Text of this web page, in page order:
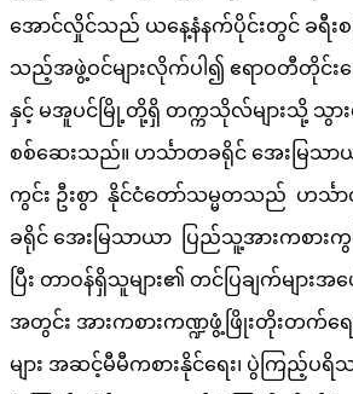
အောင်လှိုင်သည် ယနေ့နံနက်ပိုင်းတွင် ခရီး
သည့်အဖွဲ့ဝင်များလိုက်ပါ၍ ဧရာဝတီတိုင်း
နှင့် မအူပင်မြို့တို့ရှိ တက္ကသိုလ်များသို့ သွာ
စစ်ဆေးသည်။ ဟင်္သာတခရိုင် အေးမြသာ
ကွင်း ဦးစွာ နိုင်ငံတော်သမ္မတသည် ဟင်္သ
ခရိုင် အေးမြသာယာ ပြည်သူ့အားကစား
ပြီး တာဝန်ရှိသူများ၏ တင်ပြချက်များအ
အတွင်း အားကစားကဏ္ဍဖွံ့ဖြိုးတိုးတက်ရေ
များ အဆင့်မီမီကစားနိုင်ရေး၊ ပွဲကြည့်ပ